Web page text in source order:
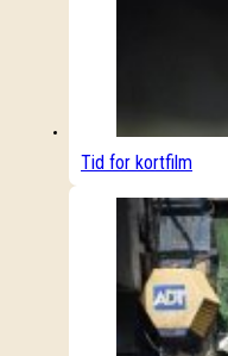
Tid for kortfilm